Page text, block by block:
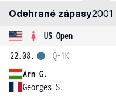
Odehrané zápasy2001
US Open
22.08.
Arn G.
Georges S.
Q-1K